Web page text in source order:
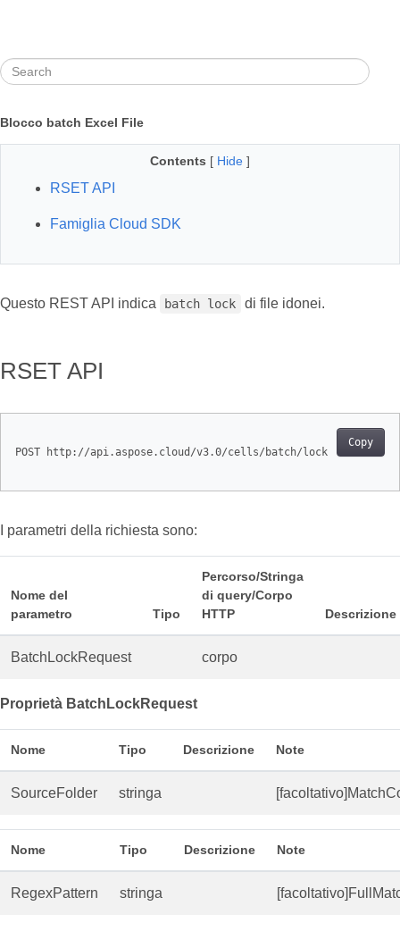
Blocco batch Excel File
Contents [ Hide ]
RSET API
Famiglia Cloud SDK
Questo REST API indica batch lock di file idonei.
RSET API
Copy
POST http://api.aspose.cloud/v3.0/cells/batch/lock
I parametri della richiesta sono:
Nome del
parametro
Tipo
Percorso/Stringa
di query/Corpo
HTTP
Descrizione
BatchLockRequest corpo
Proprietà BatchLockRequest
Nome Tipo Descrizione Note
SourceFolder stringa
Nome Tipo Descrizione Note
RegexPattern stringa